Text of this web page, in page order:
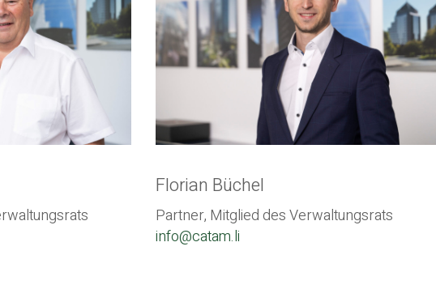
Florian Büchel
Partner, Mitglied des Verwaltungsrats
info@catam.li